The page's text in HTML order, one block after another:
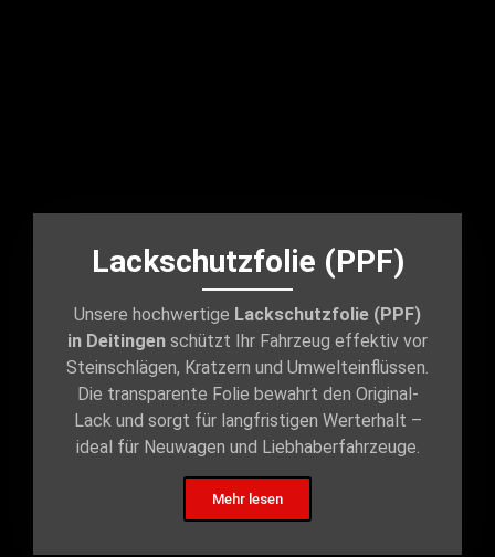
Lackschutzfolie (PPF)
Unsere hochwertige Lackschutzfolie (PPF)
in Deitingen schützt Ihr Fahrzeug effektiv vor
Steinschlägen, Kratzern und Umwelteinflüssen.
Die transparente Folie bewahrt den Original-
Lack und sorgt für langfristigen Werterhalt –
ideal für Neuwagen und Liebhaberfahrzeuge.
Mehr lesen